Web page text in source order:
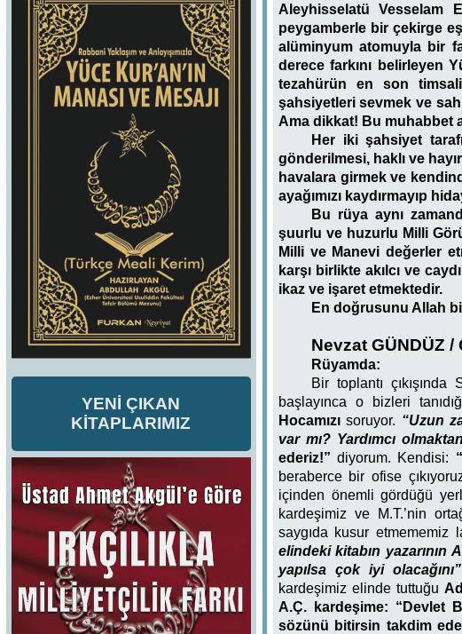
YENİ ÇIKAN
KİTAPLARIMIZ
Aleyhisselatü Vesselam
peygamberle bir çekirge
alüminyum atomuyla bir
derece farkını belirleyen
tezahürün en son
şahsiyetleri sevmek ve
Ama dikkat! Bu muhabbet
Her iki şahsiyet
gönderilmesi, haklı ve
havalara girmek ve
ayağımızı kaydırmayıp
Bu rüya aynı
şuurlu ve huzurlu Milli
Milli ve Manevi değerler
karşı birlikte akılcı ve
ikaz ve işaret etmektedir.
En doğrusunu Allah
Nevzat GÜNDÜZ /
Rüyamda:
Bir toplantı
başlayınca o bizleri
Hocamızısoruyor. “Uzun
var mı? Yardımcı
ederiz!” diyorum. Kendisi:
beraberce bir ofise
içinden önemli gördüğü
kardeşimiz ve M.T.’nin
saygıda kusur etmememiz
elindeki kitabın yazarının
yapılsa çok iyi olacağını”
kardeşimiz elinde tuttuğu
A.Ç. kardeşime: “Devlet
sözünü bitirsin takdim